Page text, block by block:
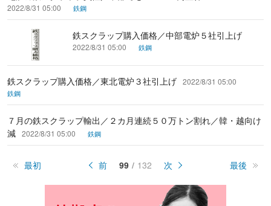
2022/8/31 05:00 鉄鋼
鉄スクラップ購入価格／中部電炉５社引上げ
2022/8/31 05:00 鉄鋼
鉄スクラップ購入価格／東北電炉３社引上げ 2022/8/31 05:00
鉄鋼
７月の鉄スクラップ輸出／２カ月連続５０万トン割れ／韓・越向け
減 2022/8/31 05:00 鉄鋼
最初 前 99 132 次 最後